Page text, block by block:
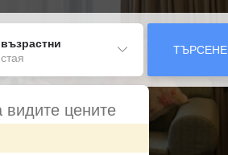
ТЪРСЕНЕ
цените